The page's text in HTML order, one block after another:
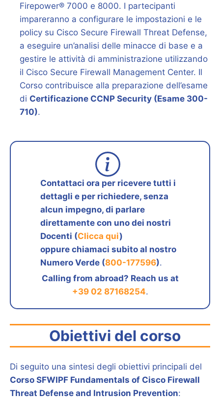
Firepower® 7000 e 8000. I partecipanti
impareranno a configurare le impostazioni e le
policy su Cisco Secure Firewall Threat Defense,
a eseguire un’analisi delle minacce di base e a
gestire le attività di amministrazione utilizzando
il Cisco Secure Firewall Management Center. Il
Corso contribuisce alla preparazione dell’esame
di Certificazione CCNP Security (Esame 300-
710).
Contattaci ora per ricevere tutti i
dettagli e per richiedere, senza
alcun impegno, di parlare
direttamente con uno dei nostri
Docenti (Clicca qui)
oppure chiamaci subito al nostro
Numero Verde (800-177596).
Calling from abroad? Reach us at
+39 02 87168254.
Obiettivi del corso
Di seguito una sintesi degli obiettivi principali del
Corso SFWIPF Fundamentals of Cisco Firewall
Threat Defense and Intrusion Prevention: